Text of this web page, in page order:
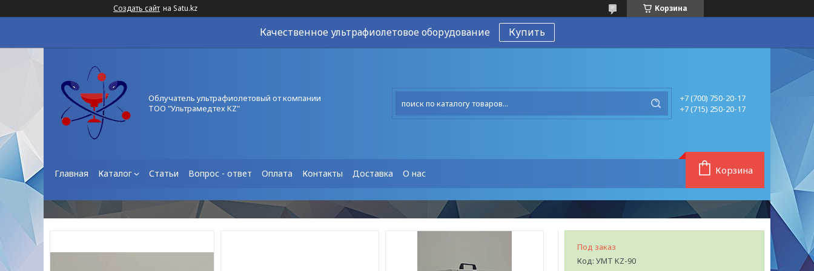
Создать сайт на Satu.kz Корзина
Качественное ультрафиолетовое оборудование Купить
Облучатель ультрафиолетовый от компании
ТОО "Ультрамедтех KZ"
+7 (700) 750-20-17
+7 (715) 250-20-17
Главная Каталог Статьи Вопрос - ответ Оплата Контакты Доставка О нас Корзина
Под заказ
Код: УМТ KZ-90